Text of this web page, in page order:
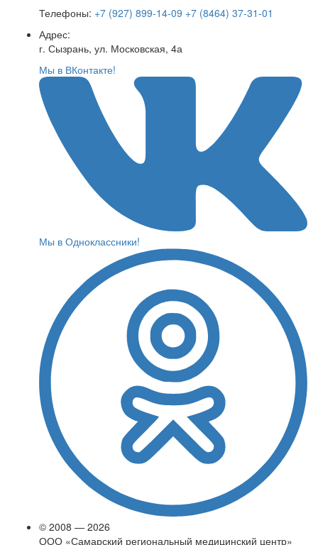
Телефоны: +7 (927) 899-14-09 +7 (8464) 37-31-01
Адрес:
г. Сызрань, ул. Московская, 4а
Мы в ВКонтакте!
Мы в Одноклассники!
© 2008 — 2026
ООО «Самарский региональный медицинский центр»